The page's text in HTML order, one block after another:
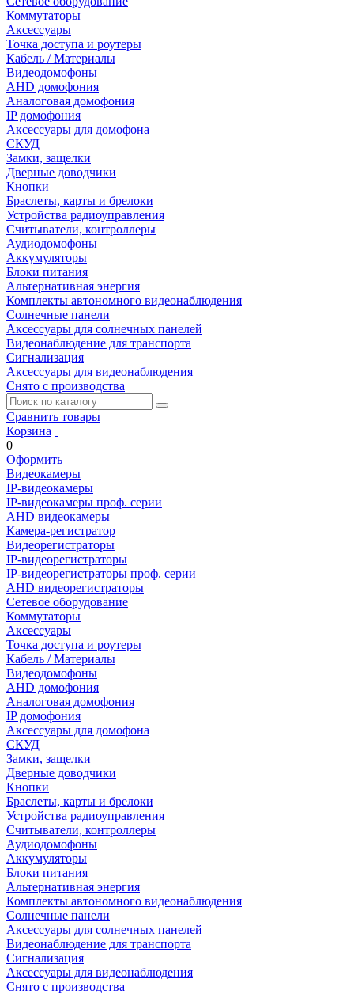
Коммутаторы
Аксессуары
Точка доступа и роутеры
Кабель / Материалы
Видеодомофоны
AHD домофония
Аналоговая домофония
IP домофония
Аксессуары для домофона
СКУД
Замки, защелки
Дверные доводчики
Кнопки
Браслеты, карты и брелоки
Устройства радиоуправления
Считыватели, контроллеры
Аудиодомофоны
Аккумуляторы
Блоки питания
Альтернативная энергия
Комплекты автономного видеонаблюдения
Солнечные панели
Аксессуары для солнечных панелей
Видеонаблюдение для транспорта
Сигнализация
Аксессуары для видеонаблюдения
Снято с производства
Сравнить товары
Корзина
0
Оформить
Видеокамеры
IP-видеокамеры
IP-видеокамеры проф. серии
AHD видеокамеры
Камера-регистратор
Видеорегистраторы
IP-видеорегистраторы
IP-видеорегистраторы проф. серии
AHD видеорегистраторы
Сетевое оборудование
Коммутаторы
Аксессуары
Точка доступа и роутеры
Кабель / Материалы
Видеодомофоны
AHD домофония
Аналоговая домофония
IP домофония
Аксессуары для домофона
СКУД
Замки, защелки
Дверные доводчики
Кнопки
Браслеты, карты и брелоки
Устройства радиоуправления
Считыватели, контроллеры
Аудиодомофоны
Аккумуляторы
Блоки питания
Альтернативная энергия
Комплекты автономного видеонаблюдения
Солнечные панели
Аксессуары для солнечных панелей
Видеонаблюдение для транспорта
Сигнализация
Аксессуары для видеонаблюдения
Снято с производства